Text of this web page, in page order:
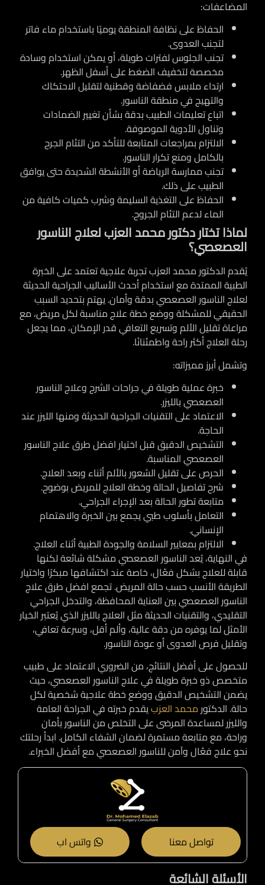
المضاعفات:
الحفاظ على نظافة المنطقة يوميًا باستخدام ماء فاتر
لتجنب العدوى.
تجنب الجلوس لفترات طويلة، أو يمكن استخدام وسادة
مخصصة لتخفيف الضغط على أسفل الظهر.
ارتداء ملابس فضفاضة وقطنية لتقليل الاحتكاك
والتهيج في منطقة الناسور.
اتباع تعليمات الطبيب بدقة بشأن تغيير الضمادات
وتناول الأدوية الموصوفة.
الالتزام بمراجعات المتابعة للتأكد من التئام الجرح
بالكامل ومنع تكرار الناسور.
تجنب ممارسة الرياضة أو الأنشطة الشديدة حتى يوافق
الطبيب على ذلك.
الحفاظ على التغذية السليمة وشرب كميات كافية من
الماء لدعم التئام الجروح.
لماذا تختار دكتور محمد العزب لعلاج الناسور
العصعصي؟
يُقدم الدكتور محمد العزب تجربة علاجية تعتمد على الخبرة
الطبية الممتدة مع استخدام أحدث الأساليب الجراحية الحديثة
لعلاج الناسور العصعصي بدقة وأمان. يهتم بتحديد السبب
الحقيقي للمشكلة ووضع خطة علاج مناسبة لكل مريض، مع
مراعاة تقليل الألم وتسريع التعافي قدر الإمكان، مما يجعل
رحلة العلاج أكثر راحة واطمئنانًا.
وتشمل أبرز مميزاته:
خبرة عملية طويلة في جراحات الشرج وعلاج الناسور
العصعصي بالليزر.
الاعتماد على التقنيات الجراحية الحديثة ومنها الليزر عند
الحاجة.
التشخيص الدقيق قبل اختيار افضل طرق علاج الناسور
العصعصي المناسبة.
الحرص على تقليل الشعور بالألم أثناء وبعد العلاج.
شرح تفاصيل الحالة وخطة العلاج للمريض بوضوح.
متابعة تطور الحالة بعد الإجراء الجراحي.
التعامل بأسلوب طبي يجمع بين الخبرة والاهتمام
الإنساني.
الالتزام بمعايير السلامة والجودة الطبية أثناء العلاج.
في النهاية، يُعد الناسور العصعصي مشكلة شائعة لكنها
قابلة للعلاج بشكل فعّال، خاصة عند اكتشافها مبكرًا واختيار
الطريقة الأنسب حسب حالة المريض. تجمع افضل طرق علاج
الناسور العصعصي بين العناية المحافظة، والتدخل الجراحي
التقليدي، والتقنيات الحديثة مثل العلاج بالليزر الذي يُعتبر الخيار
الأمثل لما يوفره من دقة عالية، وألم أقل، وسرعة تعافي،
وتقليل فرص العدوى أو عودة الناسور.
للحصول على أفضل النتائج، من الضروري الاعتماد على طبيب
متخصص ذو خبرة طويلة في علاج الناسور العصعصي، حيث
يضمن التشخيص الدقيق ووضع خطة علاجية شخصية لكل
حالة. الدكتورمحمد العزبيقدم خبرته في الجراحة العامة
والليزر لمساعدة المرضى على التخلص من الناسور بأمان
وراحة، مع متابعة مستمرة لضمان الشفاء الكامل. ابدأ رحلتك
نحو علاج فعّال وآمن للناسور العصعصي مع أفضل الخبراء.
تواصل معنا واتس اب
الأسئلة الشائعة